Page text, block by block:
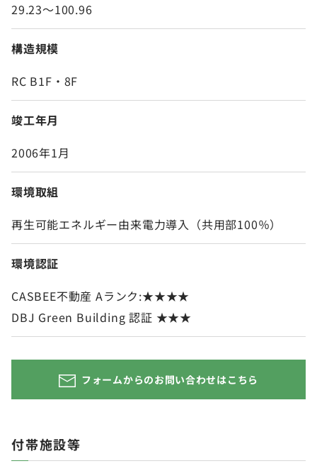
29.23～100.96
構造規模
RC B1F・8F
竣工年月
2006年1月
環境取組
再生可能エネルギー由来電力導入（共用部100％）
環境認証
CASBEE不動産 Aランク:★★★★
DBJ Green Building 認証 ★★★
フォームからのお問い合わせはこちら
付帯施設等